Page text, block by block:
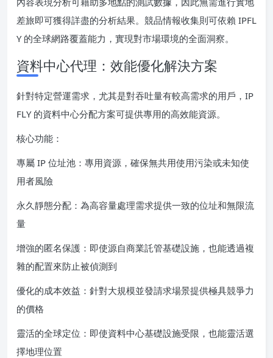
差旅即可獲得詳盡的分析結果。競品情報收集則可依賴 IPFL
Y 的全球網路覆蓋能力，實現對市場環境的全面洞察。
資料中心代理：效能優化解決方案
針對特定營運需求，尤其是對吞吐量有較高需求的用戶，IP
FLY 的資料中心分配方案可提供專用的高效能資源。
核心功能：
專屬 IP 位址池：專用資源，確保無共用使用污染或未知使
用者風險
永久靜態分配：為高容量處理需求提供一致的位址和無限流
量
增強的匿名保護：即使源自商業託管基礎設施，也能透過複
雜的配置來防止被偵測到
優化的成本效益：針對大規模並發請求場景提供極具競爭力
的價格
靈活的全球定位：即使資料中心基礎設施受限，也能靈活選
擇地理位置